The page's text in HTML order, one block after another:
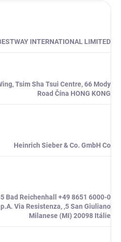
INTERNATIONAL LIMITED
Tsim Sha Tsui Centre, 66 Mody
Road Čína HONG KONG
Heinrich Sieber & Co. GmbH Co
Bad Reichenhall +49 8651 6000-0
Via Resistenza, ,5 San Giuliano
Milanese (MI) 20098 Itálie